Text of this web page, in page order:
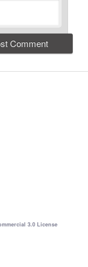
3.0 License